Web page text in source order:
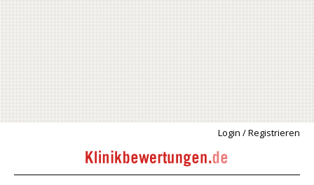
Login / Registrieren